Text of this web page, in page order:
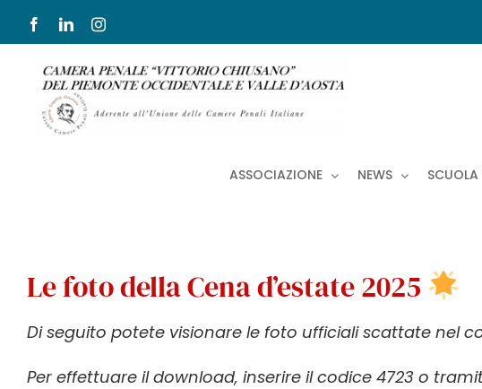
Salta
al
contenuto
FacebookLinkedInInstagram
ASSOCIAZIONE NEWS
Le foto della Cena d’estate 2025
Di seguito potete visionare le foto ufficiali scattate nel
Per effettuare il download, inserire il codice 4723 o